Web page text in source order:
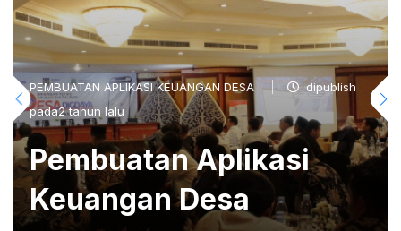
PEMBUATAN APLIKASI KEUANGAN DESA
dipublish
pada2 tahun lalu
Pembuatan Aplikasi
Keuangan Desa